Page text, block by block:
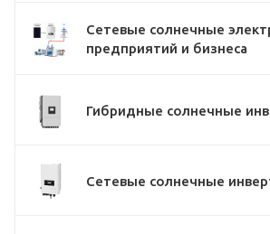
Сетевые солнечные
предприятий и бизнеса
Гибридные солнечные
Сетевые солнечные